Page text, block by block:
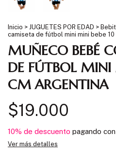
Inicio > JUGUETES POR EDAD >
camiseta de fútbol mini mini bebe 10
MUÑECO BEBÉ
DE FÚTBOL MINI
CM ARGENTINA
$19.000
10% de descuento pagando
Ver más detalles